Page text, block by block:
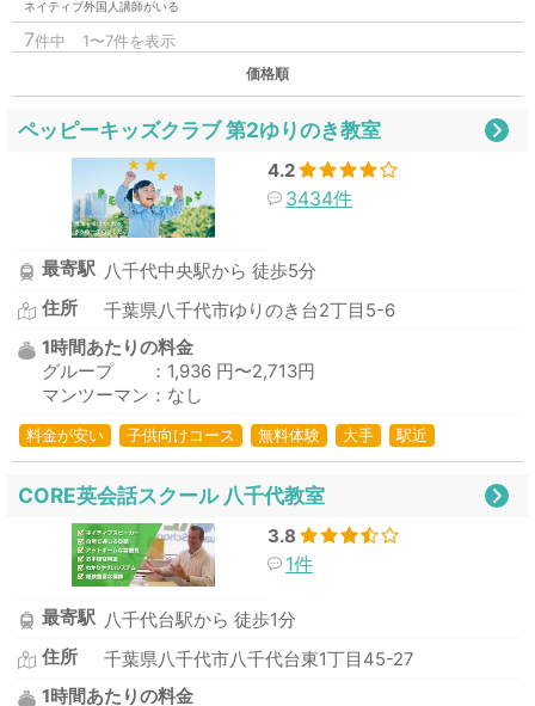
ネイティブ外国人講師がいる
7件中 1〜7件を表示
価格順
ペッピーキッズクラブ 第2ゆりのき教室
4.2
3434件
最寄駅 八千代中央駅から 徒歩5分
住所
千葉県八千代市ゆりのき台2丁目5-6
1時間あたりの料金
グループ ：1,936 円〜2,713円
マンツーマン：なし
料金が安い 子供向けコース 無料体験 大手 駅近
CORE英会話スクール 八千代教室
3.8
1件
最寄駅 八千代台駅から 徒歩1分
住所
千葉県八千代市八千代台東1丁目45-27
1時間あたりの料金